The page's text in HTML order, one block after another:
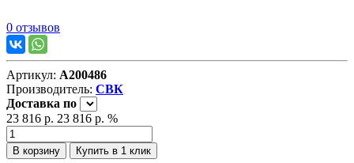
0 отзывов
Артикул: А200486
Производитель: СВК
Доставка по
23 816 р. 23 816 р. %
В корзину Купить в 1 клик